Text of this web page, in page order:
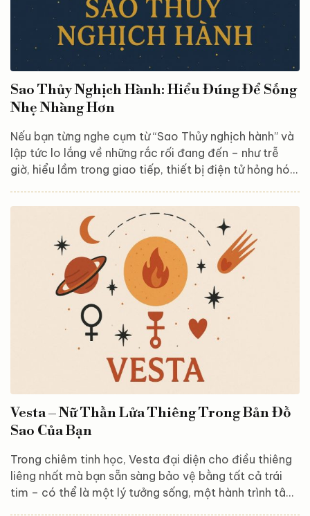
Sao Thủy Nghịch Hành: Hiểu Đúng Để Sống
Nhẹ Nhàng Hơn
Nếu bạn từng nghe cụm từ “Sao Thủy nghịch hành” và
lập tức lo lắng về những rắc rối đang đến – như trễ
giờ, hiểu lầm trong giao tiếp, thiết bị điện tử hỏng hóc,
thật sự “đáng sợ” như lời đồn? Bài viết này sẽ giúp bạn
hiểu rõ bản chất của Sao Thủy nghịch hành, lý giải vì
sao nó ảnh hưởng đến cuộc sống và cách để bạn tận
dụng giai đoạn này một cách tích cực nhất. Sao Thủy
nghịch hành là gì? Trong...
Vesta – Nữ Thần Lửa Thiêng Trong Bản Đồ
Sao Của Bạn
Trong chiêm tinh học, Vesta đại diện cho điều thiêng
liêng nhất mà bạn sẵn sàng bảo vệ bằng tất cả trái
tim – có thể là một lý tưởng sống, một hành trình tâm